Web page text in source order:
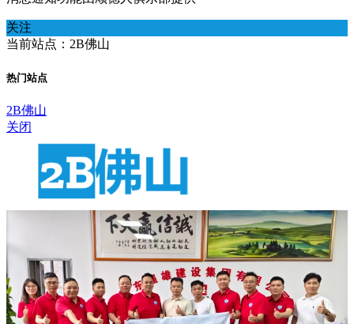
关注
当前站点：2B佛山
热门站点
2B佛山
关闭